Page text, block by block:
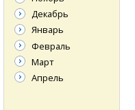
Декабрь
Январь
Февраль
Март
Апрель